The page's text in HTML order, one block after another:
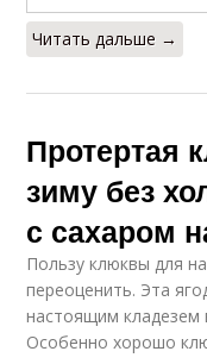
Читать дальше →
Протертая
зиму без
с сахаром
Пользу клюквы для
переоценить. Эта
настоящим кладезем
Особенно хорошо